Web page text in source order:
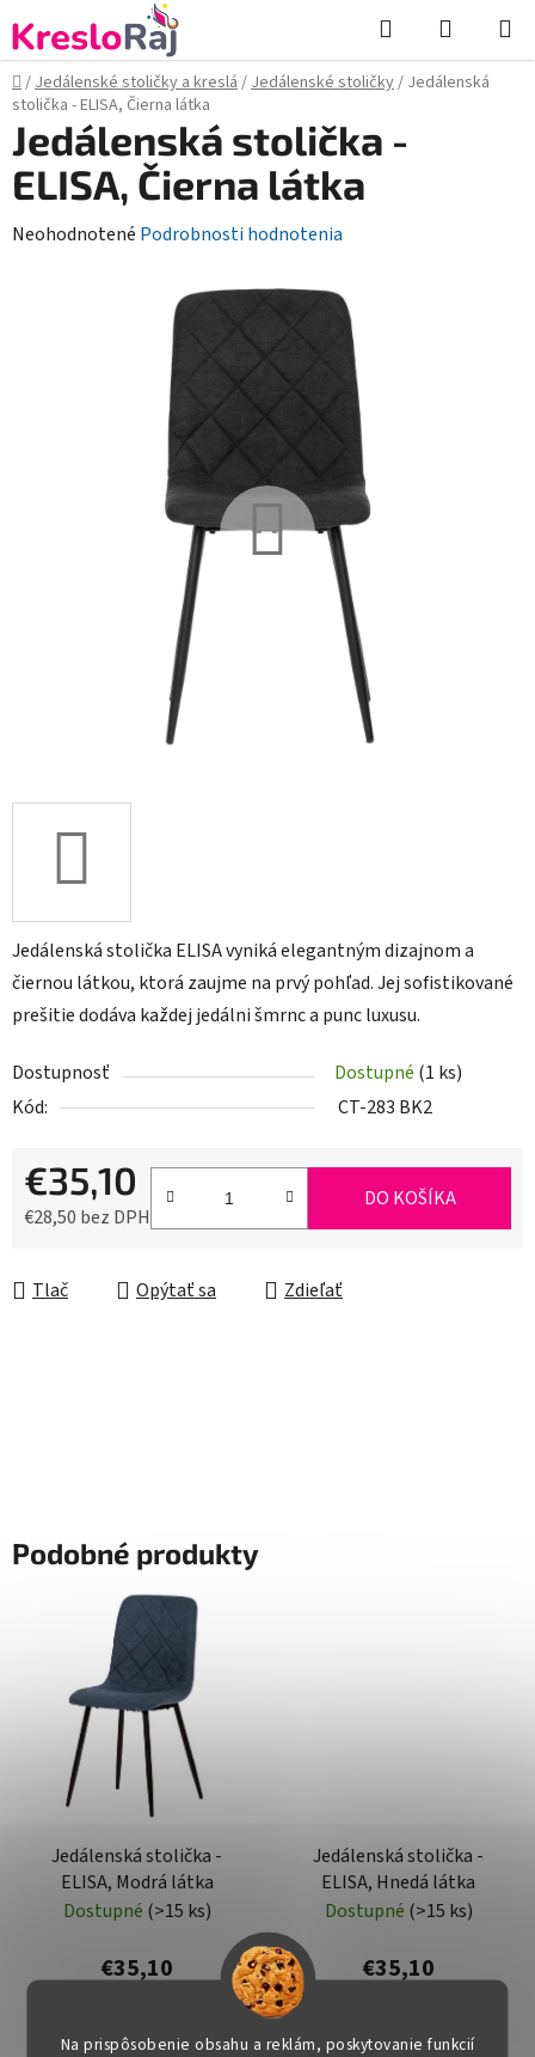
Na prispôsobenie obsahu a reklám, poskytovanie funkcií
na
obsah
Hľadať
KOŠÍK
Domov
/Jedálenské stoličky a kreslá/Jedálenské stoličky/ Jedálenská
stolička - ELISA, Čierna látka
Jedálenská stolička ELISA vyniká elegantným dizajnom a
čiernou látkou, ktorá zaujme na prvý pohľad. Jej sofistikované
prešitie dodáva každej jedálni šmrnc a punc luxusu.
Dostupnosť Dostupné (1 ks)
Kód:
CT-283 BK2
€35,10
€28,50 bez DPH
DO KOŠÍKA
Tlač Opýtať sa Zdieľať
Jedálenská stolička -
ELISA, Čierna látka
Priemerné
Neohodnotené Podrobnosti hodnotenia
Podobné produkty
Jedálenská stolička -
ELISA, Modrá látka
Dostupné (>15 ks)
€35,10
DO KOŠÍKA
Jedálenská stolička -
ELISA, Hnedá látka
Dostupné (>15 ks)
€35,10
DO KOŠÍKA